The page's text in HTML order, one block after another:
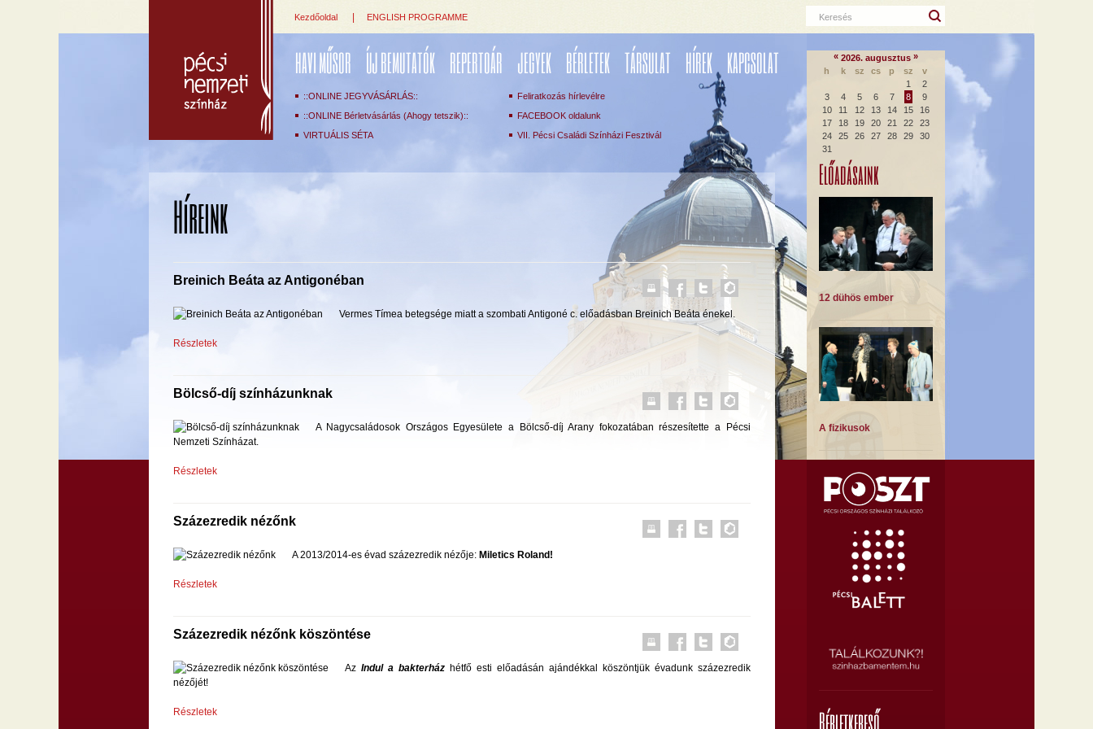
Kezdőoldal ENGLISH PROGRAMME Keresés
HAVI MŰSOR ÚJ BEMUTATÓK REPERTOÁR JEGYEK BÉRLETEK TÁRSULAT HÍREK KAPCSOLAT
::ONLINE JEGYVÁSÁRLÁS::
::ONLINE Bérletvásárlás (Ahogy tetszik)::
VIRTUÁLIS SÉTA
Feliratkozás hírlevélre
FACEBOOK oldalunk
VII. Pécsi Családi Színházi Fesztivál
Híreink
Breinich Beáta az Antigonéban
Vermes Tímea betegsége miatt a szombati Antigoné c. előadásban Breinich Beáta énekel.
Részletek
Bölcső-díj színházunknak
A Nagycsaládosok Országos Egyesülete a Bölcső-díj Arany fokozatában részesítette a Pécsi
Nemzeti Színházat.
Részletek
Százezredik nézőnk
A 2013/2014-es évad százezredik nézője: Miletics Roland!
Részletek
Százezredik nézőnk köszöntése
Az Indul a bakterházhétfő esti előadásán ajándékkal köszöntjük évadunk százezredik
nézőjét!
Részletek
« 2026. augusztus »
h
k sz cs p sz
v
1
2
3
4 5 6 7 8
9
10
11 12 13 14 15
16
17
18 19 20 21 22
23
24
25 26 27 28 29
30
31
Előadásaink
12 dühös ember
A fizikusok
A Montmartre-i ibolya
Bérletkereső